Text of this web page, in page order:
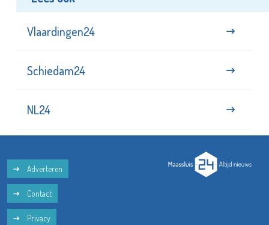
Vlaardingen24
Schiedam24
NL24
Adverteren
Contact
Privacy